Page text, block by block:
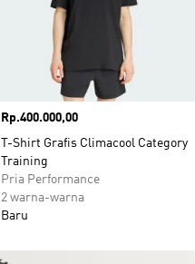
Harga
Rp.400.000,00
T-Shirt Grafis Climacool Category
Training
Pria Performance
2 warna-warna
Baru